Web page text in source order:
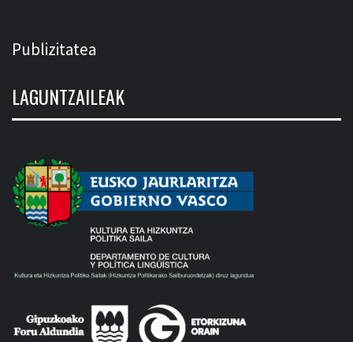
Publizitatea
LAGUNTZAILEAK